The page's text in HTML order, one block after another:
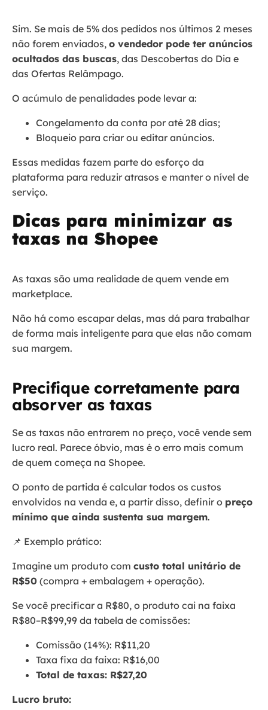
Sim. Se mais de 5% dos pedidos nos últimos 2 meses
não forem enviados, o vendedor pode ter anúncios
ocultados das buscas, das Descobertas do Dia e
das Ofertas Relâmpago.
O acúmulo de penalidades pode levar a:
Congelamento da conta por até 28 dias;
Bloqueio para criar ou editar anúncios.
Essas medidas fazem parte do esforço da
plataforma para reduzir atrasos e manter o nível de
serviço.
Dicas para minimizar as
taxas na Shopee
As taxas são uma realidade de quem vende em
marketplace.
Não há como escapar delas, mas dá para trabalhar
de forma mais inteligente para que elas não comam
sua margem.
Precifique corretamente para
absorver as taxas
Se as taxas não entrarem no preço, você vende sem
lucro real. Parece óbvio, mas é o erro mais comum
de quem começa na Shopee.
O ponto de partida é calcular todos os custos
envolvidos na venda e, a partir disso, definir o preço
mínimo que ainda sustenta sua margem.
📌 Exemplo prático:
Imagine um produto com custo total unitário de
R$50 (compra + embalagem + operação).
Se você precificar a R$80, o produto cai na faixa
R$80–R$99,99 da tabela de comissões:
Comissão (14%): R$11,20
Taxa fixa da faixa: R$16,00
Total de taxas: R$27,20
Lucro bruto: